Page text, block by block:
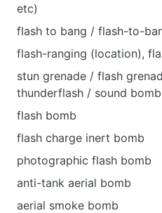
etc)
flash to bang / flash-to-
flash-ranging (location),
stun grenade / flash
thunderflash / sound bomb
flash bomb
flash charge inert bomb
photographic flash bomb
anti-tank aerial bomb
aerial smoke bomb